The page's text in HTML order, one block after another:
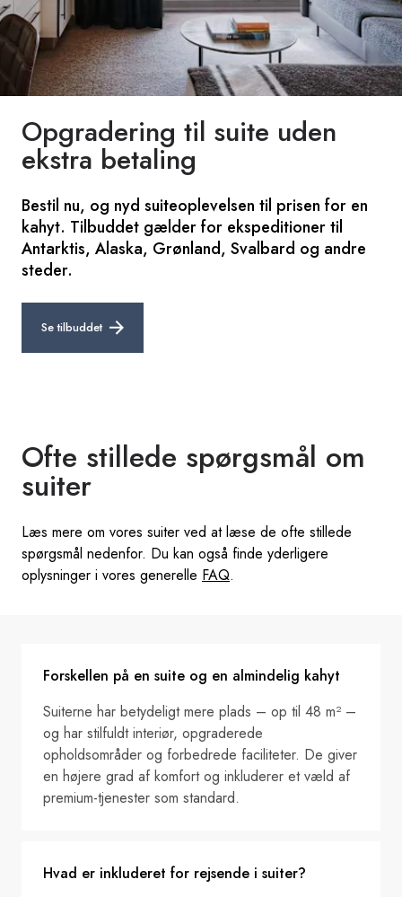
Opgradering til suite uden
ekstra betaling
Bestil nu, og nyd suiteoplevelsen til prisen for en
kahyt. Tilbuddet gælder for ekspeditioner til
Antarktis, Alaska, Grønland, Svalbard og andre
steder.
Se tilbuddet
Ofte stillede spørgsmål om
suiter
Læs mere om vores suiter ved at læse de ofte stillede
spørgsmål nedenfor. Du kan også finde yderligere
oplysninger i vores generelle FAQ.
Forskellen på en suite og en almindelig kahyt
Suiterne har betydeligt mere plads – op til 48 m² –
og har stilfuldt interiør, opgraderede
opholdsområder og forbedrede faciliteter. De giver
en højere grad af komfort og inkluderer et væld af
premium-tjenester som standard.
Hvad er inkluderet for rejsende i suiter?